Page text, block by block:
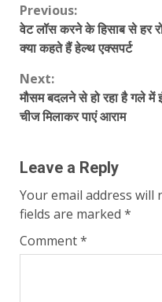
Continue
Reading
Previous:
वेट लॉस करने के हिसाब से हर
क्या कहते हैं हेल्थ एक्सपर्ट
Next:
मौसम बदलने से हो रहा है गले
चीज मिलाकर पाएं आराम
Leave a Reply
Your email address will
fields are marked *
Comment*